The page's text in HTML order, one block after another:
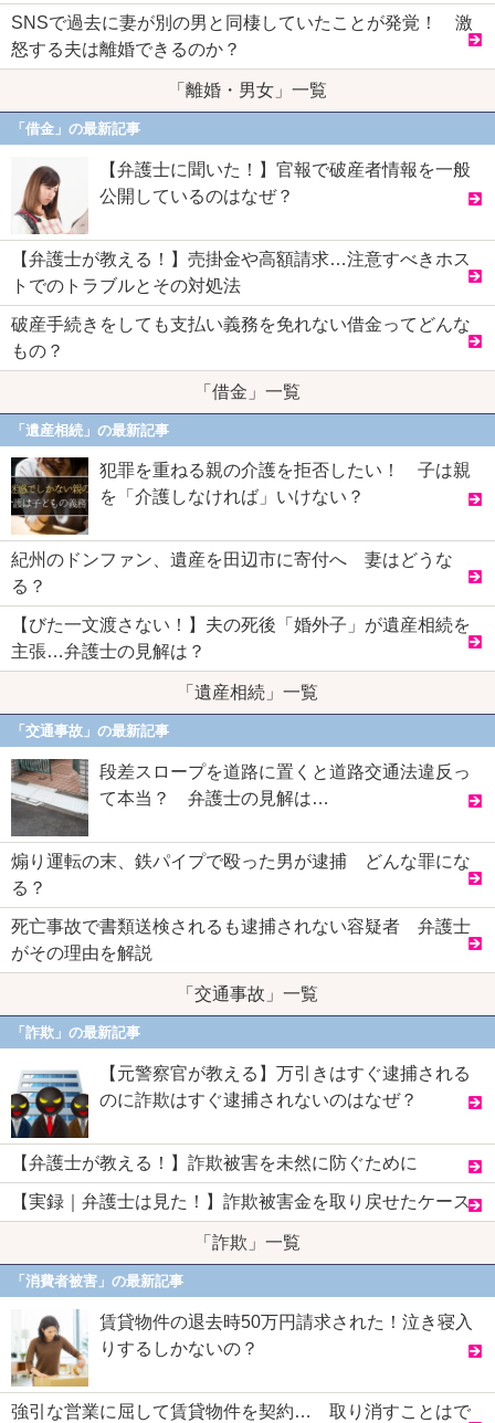
SNSで過去に妻が別の男と同棲していたことが発覚！ 激
怒する夫は離婚できるのか？
「離婚・男女」一覧
「借金」の最新記事
【弁護士に聞いた！】官報で破産者情報を一般
公開しているのはなぜ？
【弁護士が教える！】売掛金や高額請求…注意すべきホス
トでのトラブルとその対処法
破産手続きをしても支払い義務を免れない借金ってどんな
もの？
「借金」一覧
「遺産相続」の最新記事
犯罪を重ねる親の介護を拒否したい！ 子は親
を「介護しなければ」いけない？
紀州のドンファン、遺産を田辺市に寄付へ 妻はどうな
る？
【びた一文渡さない！】夫の死後「婚外子」が遺産相続を
主張…弁護士の見解は？
「遺産相続」一覧
「交通事故」の最新記事
段差スロープを道路に置くと道路交通法違反っ
て本当？ 弁護士の見解は…
煽り運転の末、鉄パイプで殴った男が逮捕 どんな罪にな
る？
死亡事故で書類送検されるも逮捕されない容疑者 弁護士
がその理由を解説
「交通事故」一覧
「詐欺」の最新記事
【元警察官が教える】万引きはすぐ逮捕される
のに詐欺はすぐ逮捕されないのはなぜ？
【弁護士が教える！】詐欺被害を未然に防ぐために
【実録｜弁護士は見た！】詐欺被害金を取り戻せたケース
「詐欺」一覧
「消費者被害」の最新記事
賃貸物件の退去時50万円請求された！泣き寝入
りするしかないの？
強引な営業に屈して賃貸物件を契約… 取り消すことはで